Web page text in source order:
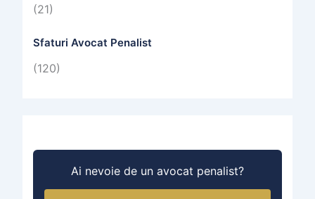
(21)
Sfaturi Avocat Penalist
(120)
Ai nevoie de un avocat penalist?